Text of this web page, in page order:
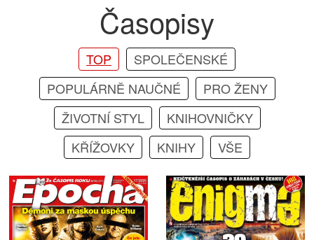
Časopisy
TOP
SPOLEČENSKÉ
POPULÁRNĚ NAUČNÉ
PRO ŽENY
ŽIVOTNÍ STYL
KNIHOVNIČKY
KŘÍŽOVKY
KNIHY VŠE